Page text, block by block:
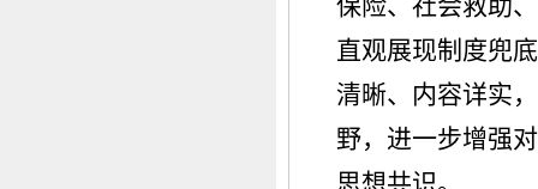
保险、社会救助
直观展现制度兜
清晰、内容详实
野，进一步增强
思想共识。